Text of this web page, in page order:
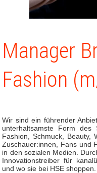
Manager
Fashion
Wir sind ein führender
unterhaltsamste Form des
Fashion, Schmuck, Beauty,
Zuschauer:innen, Fans und
in den sozialen Medien.
Innovationstreiber für
und wo sie bei HSE shoppen.